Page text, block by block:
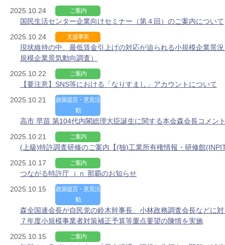
2025.10.24
ご案内
国民生活センター企業向けセミナー（第４回）のご案内について
2025.10.24
支援事業
現状維持の中、最低賃金引上げの対応が迫られる小規模企業景
規模企業景気動向調査）
2025.10.22
ご案内
【要注意】SNS等における「なりすまし」アカウントについて
2025.10.21
政策提言・意見活
動
高市 早苗 第104代内閣総理大臣誕生に関する本会森会長コメン
2025.10.21
ご案内
(上級)特許調査研修のご案内【(独)工業所有権情報・研修館
2025.10.17
ご案内
つながる特許庁 ｉｎ 那覇のお知らせ
2025.10.15
政策提言・意見活
動
森全国連会長が自民党の鈴木幹事長、小林政務調査会長などに
７年度小規模事業者対策補正予算等重点要望の陳情を実施
2025.10.15
ご案内